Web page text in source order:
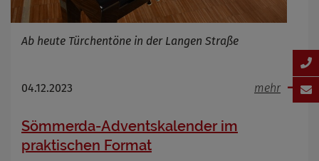
Ab heute Türchentöne in der Langen Straße
04.12.2023 mehr
Sömmerda-Adventskalender im
praktischen Format